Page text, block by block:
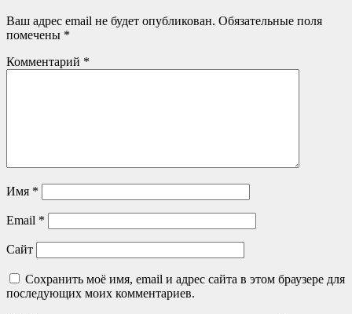
Ваш адрес email не будет опубликован. Обязательные поля
помечены *
Комментарий *
Имя *
Email *
Сайт
Сохранить моё имя, email и адрес сайта в этом браузере для
последующих моих комментариев.